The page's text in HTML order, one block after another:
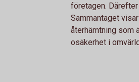
företagen.
Sammantaget
återhämtning som
osäkerhet i